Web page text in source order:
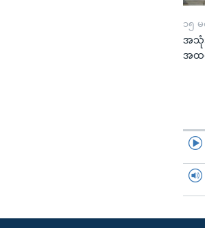
၁၅
အသုံ
အထ